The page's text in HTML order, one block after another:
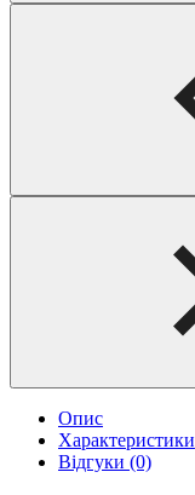
Опис
Характеристики
Відгуки (0)